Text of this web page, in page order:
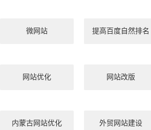
微网站 提高百度自然排名
网站优化 网站改版
内蒙古网站优化 外贸网站建设